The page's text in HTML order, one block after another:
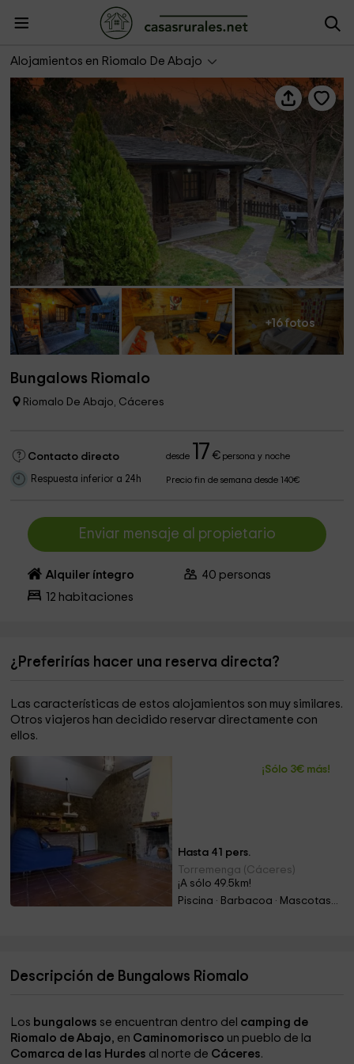
Alojamientos en Riomalo De Abajo
Bungalows Riomalo
+16 fotos
Bungalows Riomalo
Riomalo De Abajo, Cáceres
Contacto directo desde 17 €persona y noche
Respuesta inferior a 24h Precio fin de semana desde 140€
Enviar mensaje al propietario
Alquiler íntegro 40 personas
12 habitaciones
¿Preferirías hacer una reserva directa?
Las características de estos alojamientos son muy similares.
Otros viajeros han decidido reservar directamente con
ellos.
¡Sólo 3€ más!
Hasta 41 pers.
Torremenga (Cáceres)
¡A sólo 49.5km!
Piscina · Barbacoa · Mascotas · Chimenea
Descripción de Bungalows Riomalo
Los bungalows se encuentran dentro del camping de
Riomalo de Abajo, en Caminomorisco un pueblo de la
Comarca de las Hurdes al norte de Cáceres.